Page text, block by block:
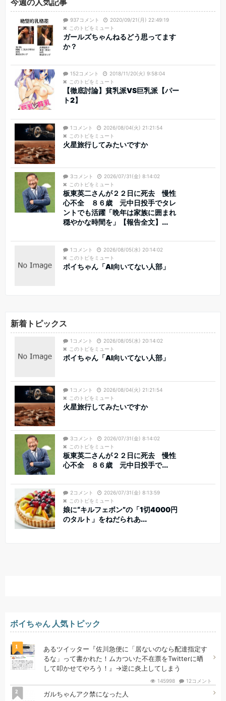
937コメント
2020/09/21(月) 22:49:19
このトピをミュート
ガールズちゃんねるどう思ってます
か？
152コメント
2018/11/20(火) 9:58:04
このトピをミュート
【徹底討論】貧乳派VS巨乳派【パー
ト2】
1コメント
2026/08/04(火) 21:21:54
このトピをミュート
火星旅行してみたいですか
3コメント
2026/07/31(金) 8:14:02
このトピをミュート
板東英二さんが２２日に死去 慢性
心不全 ８６歳 元中日投手でタレ
ントでも活躍「晩年は家族に囲まれ
穏やかな時間を」【報告全文】...
1コメント
2026/08/05(水) 20:14:02
このトピをミュート
ボイちゃん「AI向いてない人部」
新着トピックス
1コメント
2026/08/05(水) 20:14:02
このトピをミュート
ボイちゃん「AI向いてない人部」
1コメント
2026/08/04(火) 21:21:54
このトピをミュート
火星旅行してみたいですか
3コメント
2026/07/31(金) 8:14:02
このトピをミュート
板東英二さんが２２日に死去 慢性
心不全 ８６歳 元中日投手で...
2コメント
2026/07/31(金) 8:13:59
このトピをミュート
娘に“キルフェボン”の「1切4000円
のタルト」をねだられあ...
ボイちゃん 人気トピック
1
あるツイッター『佐川急便に「居ないのなら配達指定す
るな」って書かれた！ムカついた不在票をTwitterに晒
して叩かせてやろう！』→逆に炎上してしまう
145998 12コメント
2 ガルちゃんアク禁になった人